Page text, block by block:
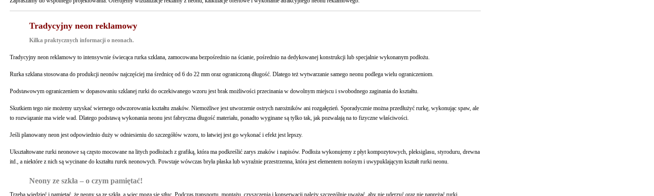
Tradycyjny neon reklamowy
Kilka praktycznych informacji o neonach.
Tradycyjny neon reklamowy to intensywnie świecąca rurka szklana, zamocowana bezpośrednio na ścianie, pośrednio na dedykowanej konstrukcji lub specjalnie wykonanym podłożu.
Rurka szklana stosowana do produkcji neonów najczęściej ma średnicę od 6 do 22 mm oraz ograniczoną długość. Dlatego też wytwarzanie samego neonu podlega wielu ograniczeniom.
Podstawowym ograniczeniem w dopasowaniu szklanej rurki do oczekiwanego wzoru jest brak możliwości przecinania w dowolnym miejscu i swobodnego zaginania do kształtu.
Skutkiem tego nie możemy uzyskać wiernego odwzorowania kształtu znaków. Niemożliwe jest utworzenie ostrych narożników ani rozgałęzień. Sporadycznie można przedłużyć rurkę, wykonując spaw, ale
to rozwiązanie ma wiele wad. Dlatego podstawą wykonania neonu jest fabryczna długość materiału, ponadto wyginane są tylko tak, jak pozwalają na to fizyczne właściwości.
Jeśli planowany neon jest odpowiednio duży w odniesieniu do szczegółów wzoru, to łatwiej jest go wykonać i efekt jest lepszy.
Ukształtowane rurki neonowe są często mocowane na litych podłożach z grafiką, która ma podkreślić zarys znaków i napisów. Podłoża wykonujemy z płyt kompozytowych, pleksiglasu, styroduru, drewna
itd., a niektóre z nich są wycinane do kształtu rurek neonowych. Powstaje wówczas bryła płaska lub wyraźnie przestrzenna, która jest elementem nośnym i uwypuklającym kształt rurki neonu.
Neony ze szkła – o czym pamiętać!